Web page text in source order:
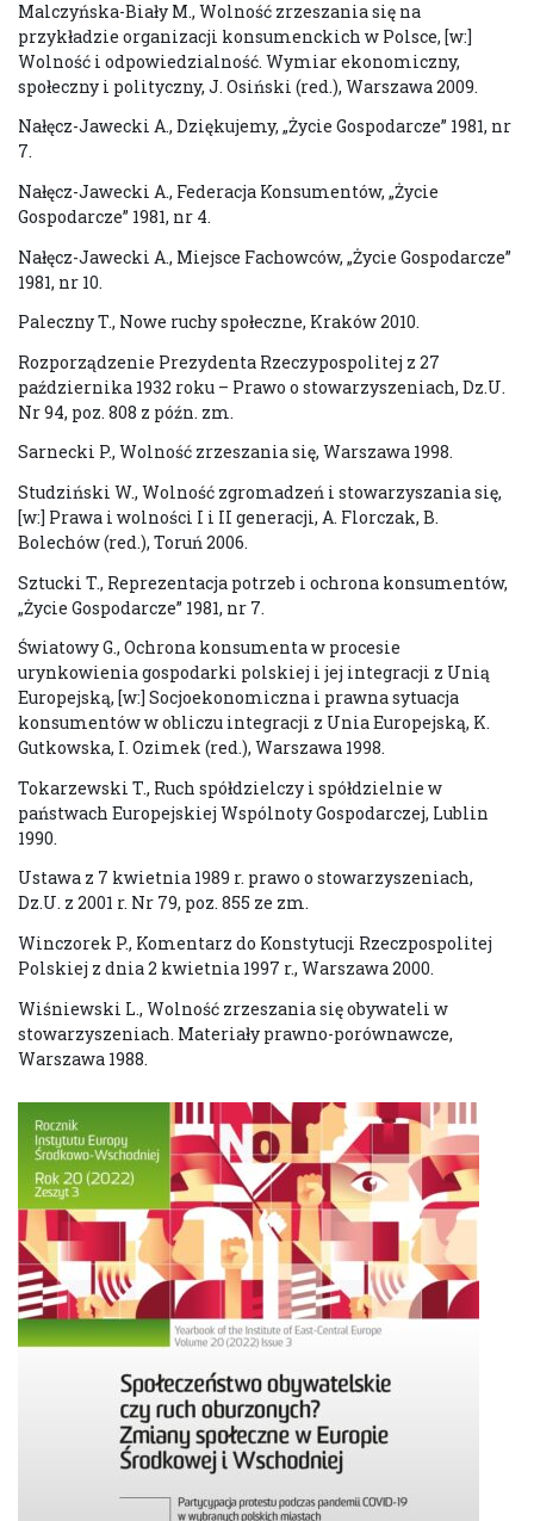
Malczyńska-Biały M., Wolność zrzeszania się na
przykładzie organizacji konsumenckich w Polsce, [w:]
Wolność i odpowiedzialność. Wymiar ekonomiczny,
społeczny i polityczny, J. Osiński (red.), Warszawa 2009.
Nałęcz-Jawecki A., Dziękujemy, „Życie Gospodarcze” 1981, nr
7.
Nałęcz-Jawecki A., Federacja Konsumentów, „Życie
Gospodarcze” 1981, nr 4.
Nałęcz-Jawecki A., Miejsce Fachowców, „Życie Gospodarcze”
1981, nr 10.
Paleczny T., Nowe ruchy społeczne, Kraków 2010.
Rozporządzenie Prezydenta Rzeczypospolitej z 27
października 1932 roku – Prawo o stowarzyszeniach, Dz.U.
Nr 94, poz. 808 z późn. zm.
Sarnecki P., Wolność zrzeszania się, Warszawa 1998.
Studziński W., Wolność zgromadzeń i stowarzyszania się,
[w:] Prawa i wolności I i II generacji, A. Florczak, B.
Bolechów (red.), Toruń 2006.
Sztucki T., Reprezentacja potrzeb i ochrona konsumentów,
„Życie Gospodarcze” 1981, nr 7.
Światowy G., Ochrona konsumenta w procesie
urynkowienia gospodarki polskiej i jej integracji z Unią
Europejską, [w:] Socjoekonomiczna i prawna sytuacja
konsumentów w obliczu integracji z Unia Europejską, K.
Gutkowska, I. Ozimek (red.), Warszawa 1998.
Tokarzewski T., Ruch spółdzielczy i spółdzielnie w
państwach Europejskiej Wspólnoty Gospodarczej, Lublin
1990.
Ustawa z 7 kwietnia 1989 r. prawo o stowarzyszeniach,
Dz.U. z 2001 r. Nr 79, poz. 855 ze zm.
Winczorek P., Komentarz do Konstytucji Rzeczpospolitej
Polskiej z dnia 2 kwietnia 1997 r., Warszawa 2000.
Wiśniewski L., Wolność zrzeszania się obywateli w
stowarzyszeniach. Materiały prawno-porównawcze,
Warszawa 1988.